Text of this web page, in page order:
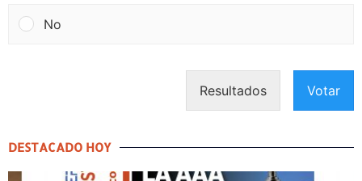
No
Resultados Votar
DESTACADO HOY